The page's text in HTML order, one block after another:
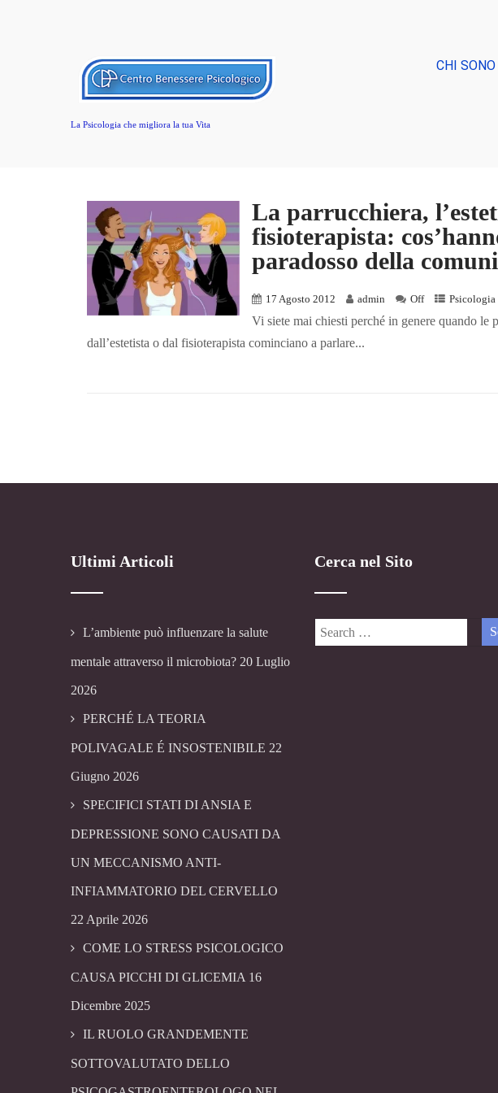
La Psicologia che migliora la tua Vita
CHI SONO
La parrucchiera,
fisioterapista:
paradosso della
17 Agosto 2012 admin Off Psicologia
Vi siete mai chiesti perché in genere quando le
dall’estetista o dal fisioterapista cominciano a parlare...
Ultimi Articoli
L’ambiente può influenzare la salute
mentale attraverso il microbiota? 20 Luglio
2026
PERCHÉ LA TEORIA
POLIVAGALE É INSOSTENIBILE 22
Giugno 2026
SPECIFICI STATI DI ANSIA E
DEPRESSIONE SONO CAUSATI DA
UN MECCANISMO ANTI-
INFIAMMATORIO DEL CERVELLO
22 Aprile 2026
COME LO STRESS PSICOLOGICO
CAUSA PICCHI DI GLICEMIA 16
Dicembre 2025
IL RUOLO GRANDEMENTE
SOTTOVALUTATO DELLO
Cerca nel Sito